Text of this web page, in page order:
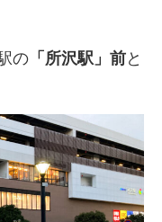
の 「所沢駅」前と